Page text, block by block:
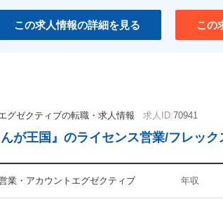
この求人情報の詳細を見る この
グゼクティブの転職・求人情報 求人ID:70941
んが王国』のライセンス営業/フレック
業・アカウントエグゼクティブ 年収